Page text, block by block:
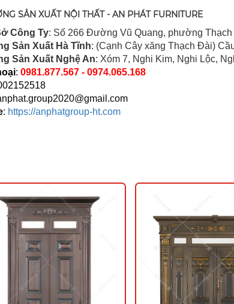
SẢN XUẤT NỘI THẤT - AN PHÁT FURNITURE
Công Ty: Số 266 Đường Vũ Quang, phường Thạch
Sản Xuất Hà Tĩnh: (Cạnh Cây xăng Thạch Đài)
Sản Xuất Nghệ An: Xóm 7, Nghi Kim, Nghi Lộc,
: 0981.877.567 - 0974.065.168
: https://anphatgroup-ht.com